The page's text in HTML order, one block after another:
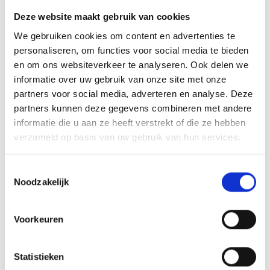
Deze website maakt gebruik van cookies
We gebruiken cookies om content en advertenties te
personaliseren, om functies voor social media te bieden
en om ons websiteverkeer te analyseren. Ook delen we
informatie over uw gebruik van onze site met onze
partners voor social media, adverteren en analyse. Deze
partners kunnen deze gegevens combineren met andere
informatie die u aan ze heeft verstrekt of die ze hebben
verzameld op basis van uw gebruik van hun services.
Noodzakelijk
Voorkeuren
Statistieken
gaat hij op en neer met het pasje en leunt hij tegen de
deur. Wanneer het lukt om met het pasje de
dagschoot in te drukken gaat de deur open.
Flipperen voorkomt u het beste door de deur altijd op
slot te doen. Het plaatsen van anti-inbraak strips
maakt flipperen onmogelijk.
Hengelen
Hengelen is ook alleen mogelijk als de deur niet op
slot is gedraaid. De inbreker maakt met een ijzeren
inbreker de lus om de deurklink heen te krijgen.
drukken/trekken en de deur gaat open.